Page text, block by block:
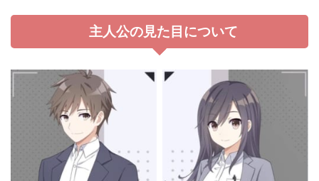
主人公の見た目について